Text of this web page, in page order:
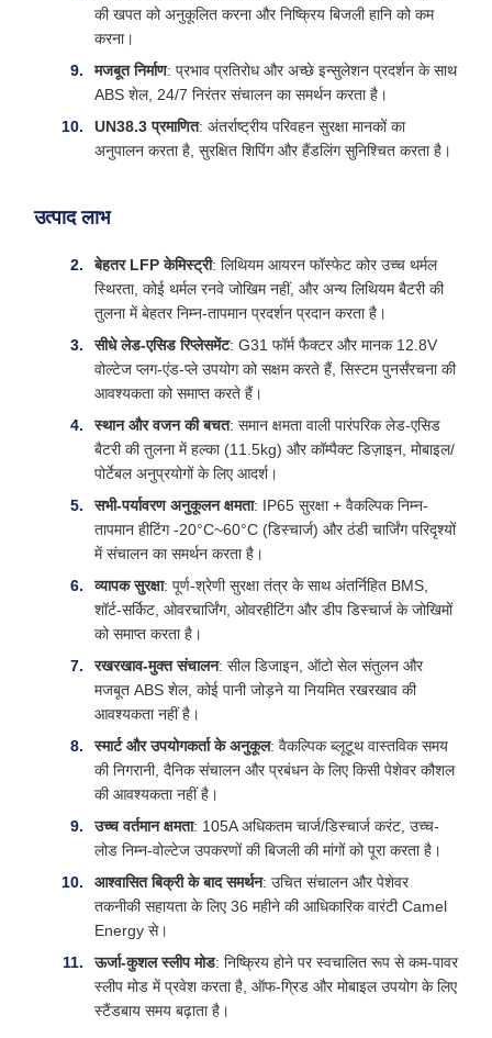
की खपत को अनुकूलित करना और निष्क्रिय बिजली हानि को कम
करना।
मजबूत निर्माण: प्रभाव प्रतिरोध और अच्छे इन्सुलेशन प्रदर्शन के साथ
ABS शेल, 24/7 निरंतर संचालन का समर्थन करता है।
UN38.3 प्रमाणित: अंतर्राष्ट्रीय परिवहन सुरक्षा मानकों का
अनुपालन करता है, सुरक्षित शिपिंग और हैंडलिंग सुनिश्चित करता है।
उत्पाद लाभ
बेहतर LFP केमिस्ट्री: लिथियम आयरन फॉस्फेट कोर उच्च थर्मल
स्थिरता, कोई थर्मल रनवे जोखिम नहीं, और अन्य लिथियम बैटरी की
तुलना में बेहतर निम्न-तापमान प्रदर्शन प्रदान करता है।
सीधे लेड-एसिड रिप्लेसमेंट: G31 फॉर्म फैक्टर और मानक 12.8V
वोल्टेज प्लग-एंड-प्ले उपयोग को सक्षम करते हैं, सिस्टम पुनर्संरचना की
आवश्यकता को समाप्त करते हैं।
स्थान और वजन की बचत: समान क्षमता वाली पारंपरिक लेड-एसिड
बैटरी की तुलना में हल्का (11.5kg) और कॉम्पैक्ट डिज़ाइन, मोबाइल/
पोर्टेबल अनुप्रयोगों के लिए आदर्श।
सभी-पर्यावरण अनुकूलन क्षमता: IP65 सुरक्षा + वैकल्पिक निम्न-
तापमान हीटिंग -20°C~60°C (डिस्चार्ज) और ठंडी चार्जिंग परिदृश्यों
में संचालन का समर्थन करता है।
व्यापक सुरक्षा: पूर्ण-श्रेणी सुरक्षा तंत्र के साथ अंतर्निहित BMS,
शॉर्ट-सर्किट, ओवरचार्जिंग, ओवरहीटिंग और डीप डिस्चार्ज के जोखिमों
को समाप्त करता है।
रखरखाव-मुक्त संचालन: सील डिजाइन, ऑटो सेल संतुलन और
मजबूत ABS शेल, कोई पानी जोड़ने या नियमित रखरखाव की
आवश्यकता नहीं है।
स्मार्ट और उपयोगकर्ता के अनुकूल: वैकल्पिक ब्लूटूथ वास्तविक समय
की निगरानी, ​​दैनिक संचालन और प्रबंधन के लिए किसी पेशेवर कौशल
की आवश्यकता नहीं है।
उच्च वर्तमान क्षमता: 105A अधिकतम चार्ज/डिस्चार्ज करंट, उच्च-
लोड निम्न-वोल्टेज उपकरणों की बिजली की मांगों को पूरा करता है।
आश्वासित बिक्री के बाद समर्थन: उचित संचालन और पेशेवर
तकनीकी सहायता के लिए 36 महीने की आधिकारिक वारंटी Camel
Energy से।
ऊर्जा-कुशल स्लीप मोड: निष्क्रिय होने पर स्वचालित रूप से कम-पावर
स्लीप मोड में प्रवेश करता है, ऑफ-ग्रिड और मोबाइल उपयोग के लिए
स्टैंडबाय समय बढ़ाता है।